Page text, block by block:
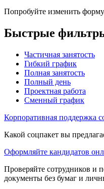
Попробуйте изменить
Быстрые
Частичная занятость
Гибкий график
Полная занятость
Полный день
Проектная работа
Сменный график
Корпоративная поддержка
Какой соцпакет вы
Оформляйте кандидатов
Проверяйте сотрудников и
документы без бумаг и